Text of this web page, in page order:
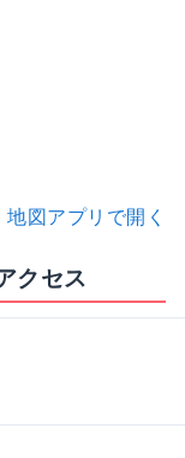
地図アプリで開く
クセス